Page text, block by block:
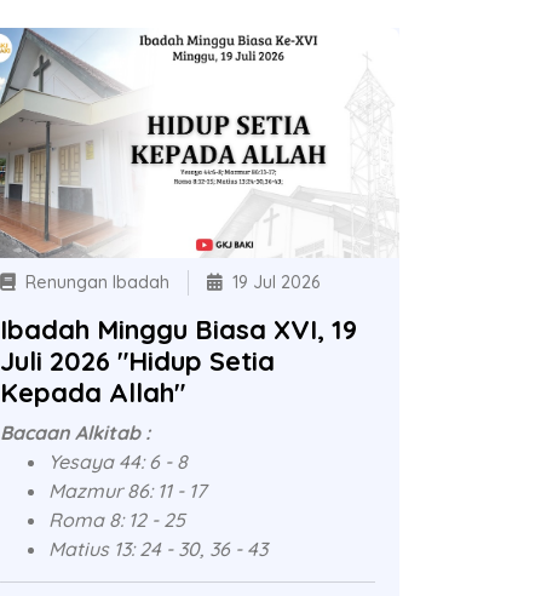
Renungan Ibadah 19 Jul 2026
Ibadah Minggu Biasa XVI, 19
Juli 2026 "Hidup Setia
Kepada Allah"
Bacaan Alkitab :
Yesaya 44: 6 - 8
Mazmur 86: 11 - 17
Roma 8: 12 - 25
Matius 13: 24 - 30, 36 - 43